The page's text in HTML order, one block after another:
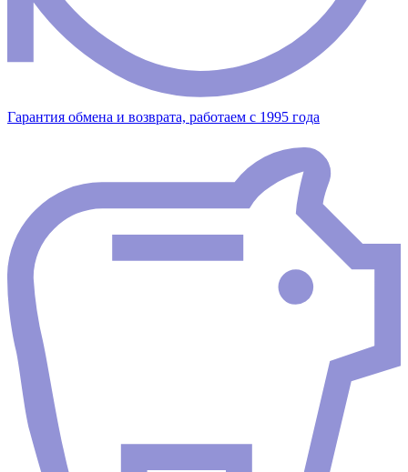
Гарантия обмена и возврата, работаем с 1995 года